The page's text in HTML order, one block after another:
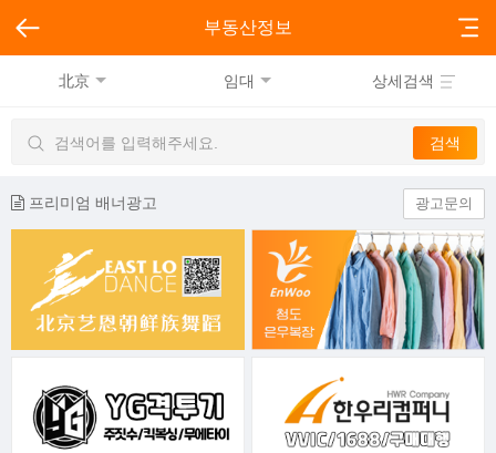
부동산정보
北京 임대 상세검색
프리미엄 배너광고 광고문의